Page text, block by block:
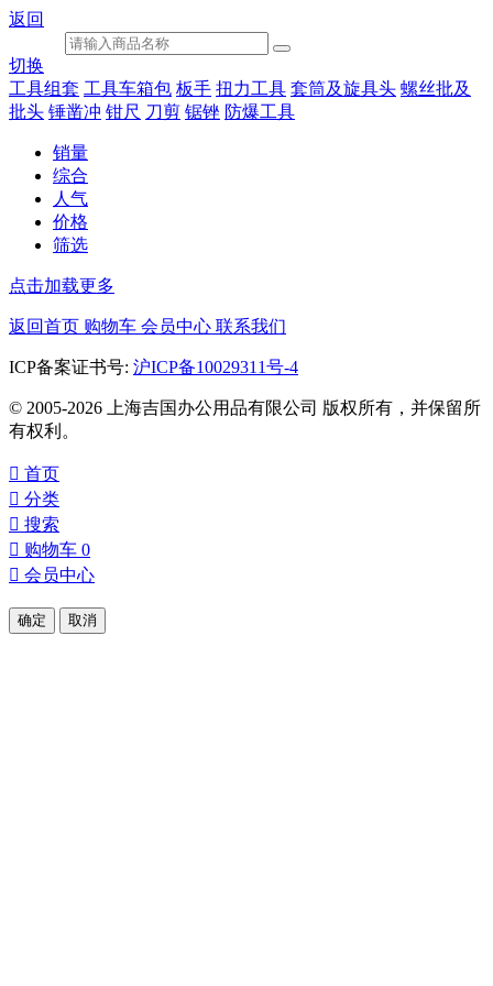
返回
切换
工具组套 工具车箱包 板手 扭力工具 套筒及旋具头 螺丝批及
批头 锤凿冲 钳尺 刀剪 锯锉 防爆工具
销量
综合
人气
价格
筛选
点击加载更多
返回首页 购物车 会员中心 联系我们
ICP备案证书号: 沪ICP备10029311号-4
© 2005-2026 上海吉国办公用品有限公司 版权所有，并保留所
有权利。
 首页
 分类
 搜索
 购物车 0
 会员中心
确定 取消